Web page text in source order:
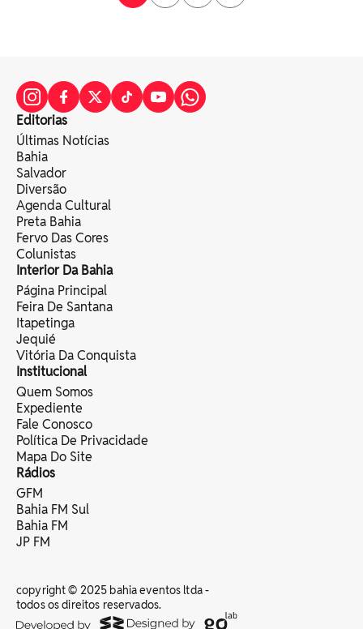
Editorias
Últimas Notícias
Bahia
Salvador
Diversão
Agenda Cultural
Preta Bahia
Fervo Das Cores
Colunistas
Interior Da Bahia
Página Principal
Feira De Santana
Itapetinga
Jequié
Vitória Da Conquista
Institucional
Quem Somos
Expediente
Fale Conosco
Política De Privacidade
Mapa Do Site
Rádios
GFM
Bahia FM Sul
Bahia FM
JP FM
copyright © 2025 bahia eventos ltda -
todos os direitos reservados.